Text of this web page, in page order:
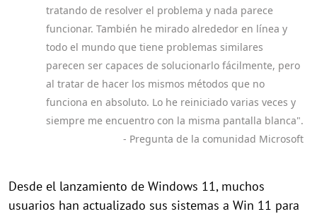
tratando de resolver el problema y nada parece
funcionar. También he mirado alrededor en línea y
todo el mundo que tiene problemas similares
parecen ser capaces de solucionarlo fácilmente, pero
al tratar de hacer los mismos métodos que no
funciona en absoluto. Lo he reiniciado varias veces y
siempre me encuentro con la misma pantalla blanca".
- Pregunta de la comunidad Microsoft
Desde el lanzamiento de Windows 11, muchos
usuarios han actualizado sus sistemas a Win 11 para